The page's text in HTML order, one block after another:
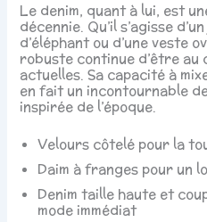
Le denim, quant à lui, est
décennie. Qu’il s’agisse
d’éléphant ou d’une veste
robuste continue d’être
actuelles. Sa capacité à
en fait un incontournable
inspirée de l’époque.
Velours côtelé pour la
Daim à franges pour un
Denim taille haute et
mode immédiat